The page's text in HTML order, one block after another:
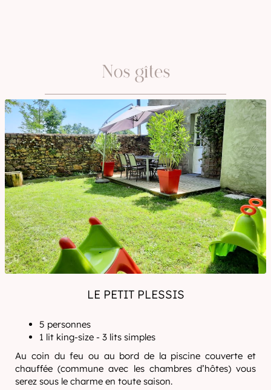
DECEMBER JANUARY
Nos gîtes
LE PETIT PLESSIS
5 personnes
1 lit king-size - 3 lits simples
Au coin du feu ou au bord de la piscine couverte et
chauffée (commune avec les chambres d’hôtes) vous
serez sous le charme en toute saison.